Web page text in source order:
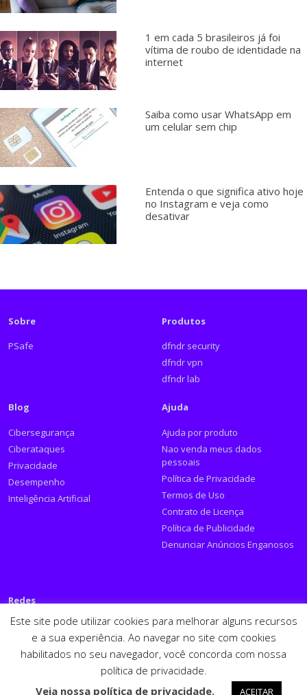
1 em cada 5 brasileiros já foi
vítima de roubo de identidade na
internet
Saiba como usar WhatsApp em
um celular sem chip
Entenda o que significa ativo hoje
no Instagram e veja como
desativar
Sobre
PSafe
Produtos
dfndr security
dfndr vpn
dfndr lab
Blog
Cibersegurança
Ciberataques
Privacidade
Desempenho
Inteligência Artificial
Ajuda
Ajuda por produto
Nao venda meus dados
pessoais
Política de Privacidade
Termos de Uso
Contrato de Licença
Política de Publicidade
Denunciar Anúncios Enganosos
Redes
Siga a PSafe:
Facebook
TwitterRSS YoutubeLinkedIn
Este site pode utilizar cookies para melhorar alguns recursos
e a sua experiência. Ao navegar no site com cookies
habilitados no seu navegador, você concorda com nossa
política de privacidade.
Veja nossa política de privacidade.
ACEITAR